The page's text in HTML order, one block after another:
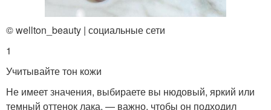
© wellton_beauty | социальные сети
1
Учитывайте тон кожи
Не имеет значения, выбираете вы нюдовый, яркий или
темный оттенок лака, — важно, чтобы он подходил